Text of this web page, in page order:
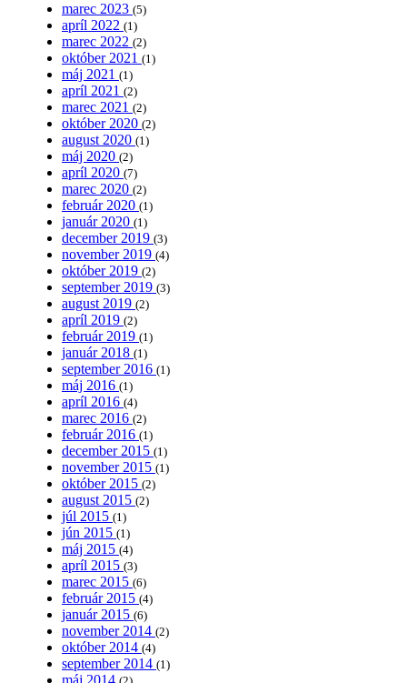
marec 2023 (5)
apríl 2022 (1)
marec 2022 (2)
október 2021 (1)
máj 2021 (1)
apríl 2021 (2)
marec 2021 (2)
október 2020 (2)
august 2020 (1)
máj 2020 (2)
apríl 2020 (7)
marec 2020 (2)
február 2020 (1)
január 2020 (1)
december 2019 (3)
november 2019 (4)
október 2019 (2)
september 2019 (3)
august 2019 (2)
apríl 2019 (2)
február 2019 (1)
január 2018 (1)
september 2016 (1)
máj 2016 (1)
apríl 2016 (4)
marec 2016 (2)
február 2016 (1)
december 2015 (1)
november 2015 (1)
október 2015 (2)
august 2015 (2)
júl 2015 (1)
jún 2015 (1)
máj 2015 (4)
apríl 2015 (3)
marec 2015 (6)
február 2015 (4)
január 2015 (6)
november 2014 (2)
október 2014 (4)
september 2014 (1)
máj 2014